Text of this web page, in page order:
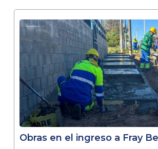
Obras en el ingreso a Fray